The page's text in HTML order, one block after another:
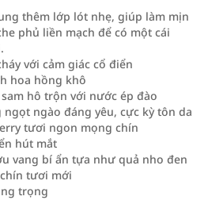
thêm lớp lót nhẹ, giúp làm mịn
phủ liền mạch để có một cái
với cảm giác cổ điển
hoa hồng khô
hô trộn với nước ép đào
ngọt ngào đáng yêu, cực kỳ tôn da
tươi ngon mọng chín
hút mắt
vang bí ẩn tựa như quả nho đen
chín tươi mới
trọng